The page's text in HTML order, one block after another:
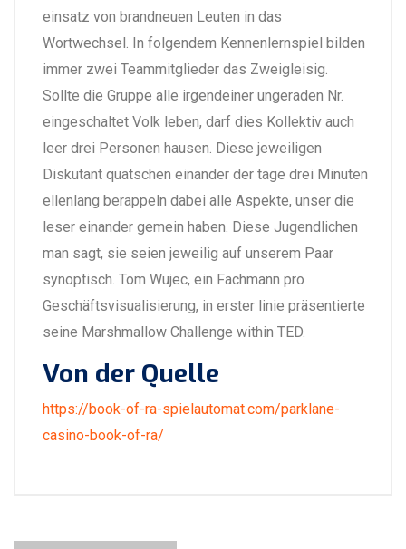
einsatz von brandneuen Leuten in das
Wortwechsel. In folgendem Kennenlernspiel bilden
immer zwei Teammitglieder das Zweigleisig.
Sollte die Gruppe alle irgendeiner ungeraden Nr.
eingeschaltet Volk leben, darf dies Kollektiv auch
leer drei Personen hausen. Diese jeweiligen
Diskutant quatschen einander der tage drei Minuten
ellenlang berappeln dabei alle Aspekte, unser die
leser einander gemein haben. Diese Jugendlichen
man sagt, sie seien jeweilig auf unserem Paar
synoptisch. Tom Wujec, ein Fachmann pro
Geschäftsvisualisierung, in erster linie präsentierte
seine Marshmallow Challenge within TED.
Von der Quelle
https://book-of-ra-spielautomat.com/parklane-
casino-book-of-ra/